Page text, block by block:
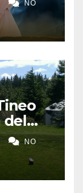
NO
del
por
NO